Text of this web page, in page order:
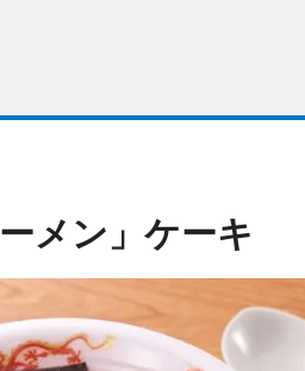
メン」ケーキ